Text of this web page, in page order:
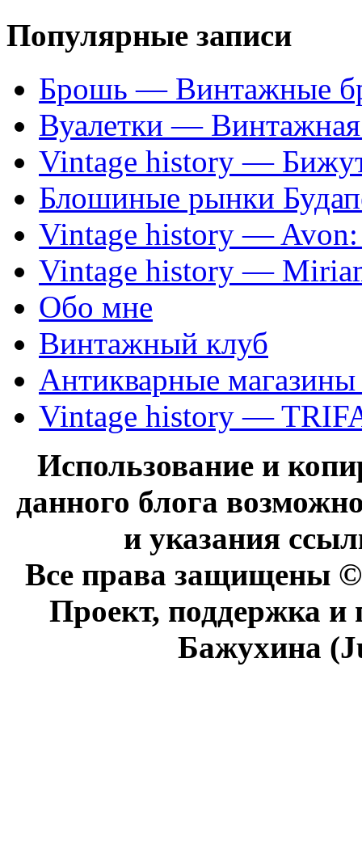
Популярные записи
Брошь — Винтажные
Вуалетки — Винтажная
Vintage history —
Блошиные рынки
Vintage history —
Vintage history —
Обо мне
Винтажный клуб
Антикварные
Vintage history —
Использование и
данного блога
и указания
Все права защищены
Проект, поддержка
Бажухина